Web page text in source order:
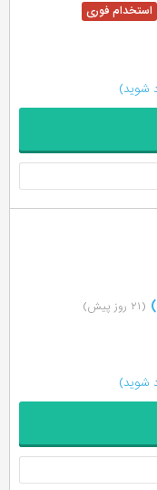
شوید)
(۲۱ روز پیش)
شوید)